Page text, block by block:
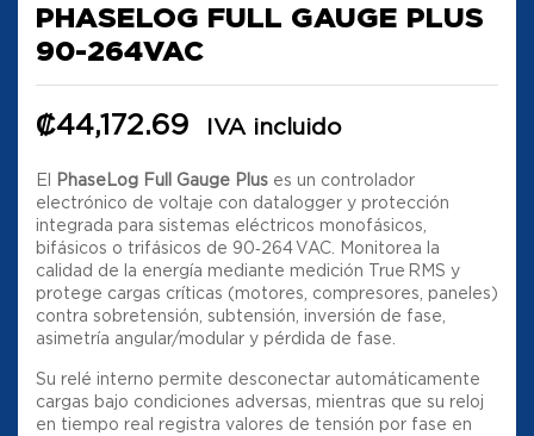
PHASELOG FULL GAUGE PLUS
90-264VAC
₡44,172.69 IVA incluido
El PhaseLog Full Gauge Plus es un controlador
electrónico de voltaje con datalogger y protección
integrada para sistemas eléctricos monofásicos,
bifásicos o trifásicos de 90‑264 VAC. Monitorea la
calidad de la energía mediante medición True RMS y
protege cargas críticas (motores, compresores, paneles)
contra sobretensión, subtensión, inversión de fase,
asimetría angular/modular y pérdida de fase.
Su relé interno permite desconectar automáticamente
cargas bajo condiciones adversas, mientras que su reloj
en tiempo real registra valores de tensión por fase en